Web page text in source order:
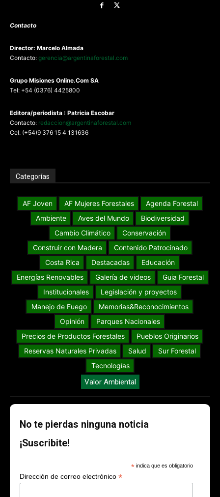
Contacto
Director: Marcelo Almada
Contacto: gerencia@argentinaforestal.com
Grupo Misiones Online.Com SA
Tel: +54 (0376) 4425800
Editora/periodista : Patricia Escobar
Contacto: redaccion@argentinaforestal.com
Cel: (+54)9 376 15 4 131636
Categorías
AF Joven AF Mujeres Forestales
Agenda Forestal
Ambiente
Aves del Mundo
Biodiversidad
Cambio Climático
Conservación
Construir con Madera
Contenido Patrocinado
Costa Rica
Destacadas
Educación
Energías Renovables
Galería de videos
Guia Forestal
Institucionales
Legislación y proyectos
Manejo de Fuego
Memorias&Reconocimientos
Opinión
Parques Nacionales
Precios de Productos Forestales
Pueblos Originarios
Reservas Naturales Privadas
Salud
Sur Forestal
Tecnologías
Valor Ambiental
No te pierdas ninguna noticia
¡Suscribite!
* indica que es obligatorio
Dirección de correo electrónico *